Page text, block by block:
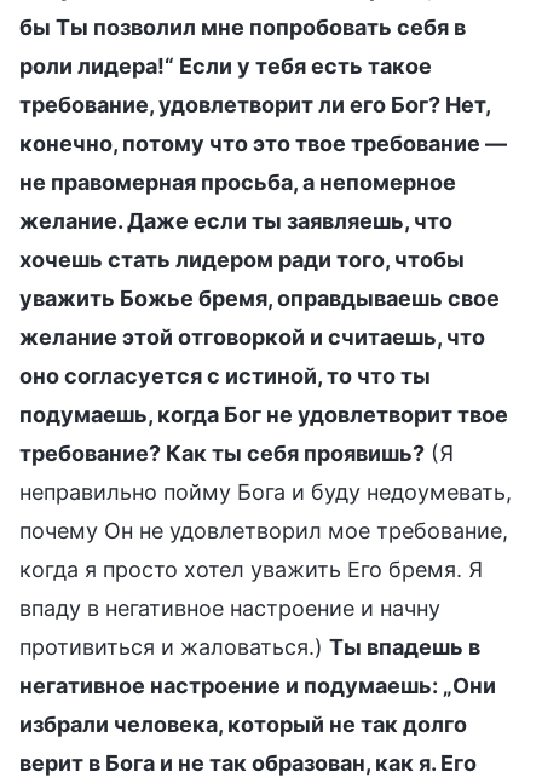
бы Ты позволил мне попробовать себя в
роли лидера!“ Если у тебя есть такое
требование, удовлетворит ли его Бог? Нет,
конечно, потому что это твое требование —
не правомерная просьба, а непомерное
желание. Даже если ты заявляешь, что
хочешь стать лидером ради того, чтобы
уважить Божье бремя, оправдываешь свое
желание этой отговоркой и считаешь, что
оно согласуется с истиной, то что ты
подумаешь, когда Бог не удовлетворит твое
требование? Как ты себя проявишь? (Я
неправильно пойму Бога и буду недоумевать,
почему Он не удовлетворил мое требование,
когда я просто хотел уважить Его бремя. Я
впаду в негативное настроение и начну
противиться и жаловаться.) Ты впадешь в
негативное настроение и подумаешь: „Они
избрали человека, который не так долго
верит в Бога и не так образован, как я. Его